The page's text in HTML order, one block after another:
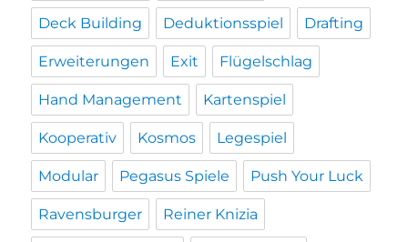
Deck Building Deduktionsspiel Drafting
Erweiterungen Exit Flügelschlag
Hand Management Kartenspiel
Kooperativ Kosmos Legespiel
Modular Pegasus Spiele Push Your Luck
Ravensburger Reiner Knizia